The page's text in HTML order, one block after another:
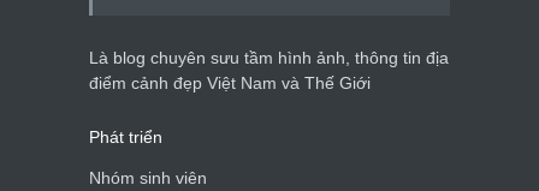
Là blog chuyên sưu tầm hình ảnh, thông tin địa
điểm cảnh đẹp Việt Nam và Thế Giới
Phát triển
Nhóm sinh viên